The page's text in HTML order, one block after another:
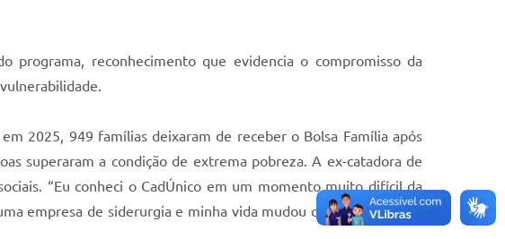
programa, reconhecimento que evidencia o compromisso da
2025, 949 famílias deixaram de receber o Bolsa Família após
superaram a condição de extrema pobreza. A ex-catadora de
“Eu conheci o CadÚnico em um momento muito difícil da
empresa de siderurgia e minha vida mudou completamente”,